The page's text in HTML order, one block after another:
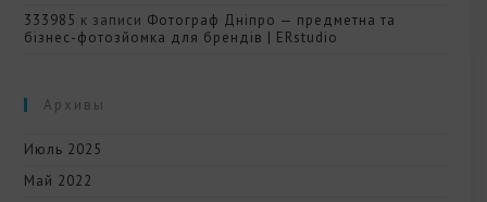
333985 к записи Фотограф Дніпро — предметна та
бізнес-фотозйомка для брендів | ERstudio
Архивы
Июль 2025
Май 2022